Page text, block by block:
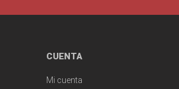
CUENTA
Mi cuenta